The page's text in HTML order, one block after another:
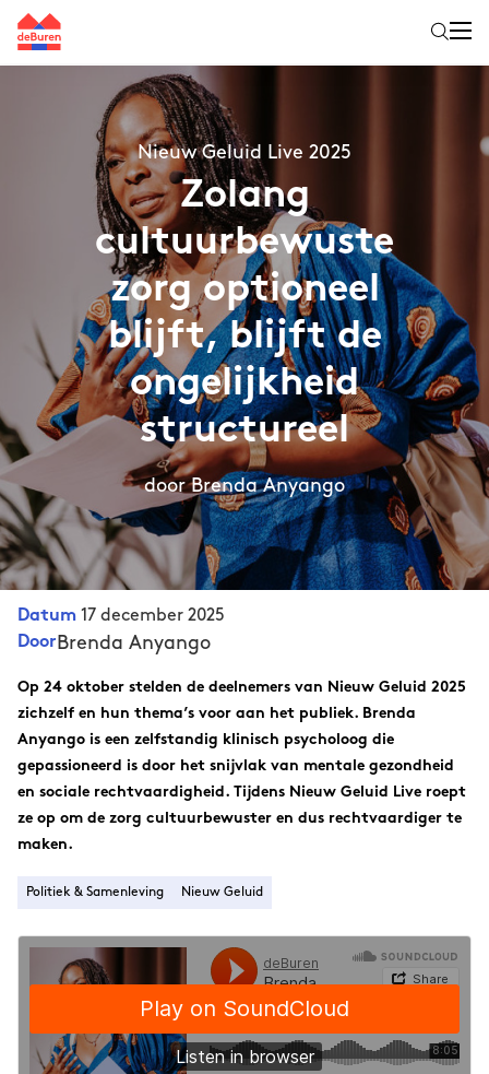
Nieuw Geluid Live 2025
Zolang
cultuurbewuste
zorg optioneel
blijft, blijft de
ongelijkheid
structureel
door Brenda Anyango
Datum 17 december 2025
Door Brenda Anyango
Op 24 oktober stelden de deelnemers van Nieuw Geluid 2025
zichzelf en hun thema’s voor aan het publiek. Brenda
Anyango is een zelfstandig klinisch psycholoog die
gepassioneerd is door het snijvlak van mentale gezondheid
en sociale rechtvaardigheid. Tijdens Nieuw Geluid Live roept
ze op om de zorg cultuurbewuster en dus rechtvaardiger te
maken.
Politiek & Samenleving Nieuw Geluid